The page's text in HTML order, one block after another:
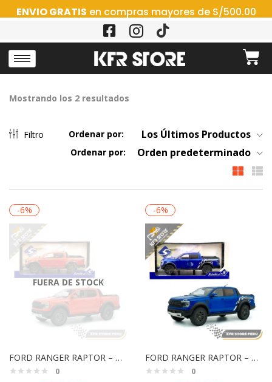
ENVIO GRATIS en compras mayores de S/500.00
Mostrando los 2 resultados
Filtro Ordenar por: Los Últimos Productos
Ordenar por: Orden predeterminado
-6%
FUERA DE STOCK
FORD RANGER RAPTOR – ORANGE RAPTOR – 2024
0
-6%
FORD RANGER RAPTOR – AZUL RELÁMPAGO – 2024
0